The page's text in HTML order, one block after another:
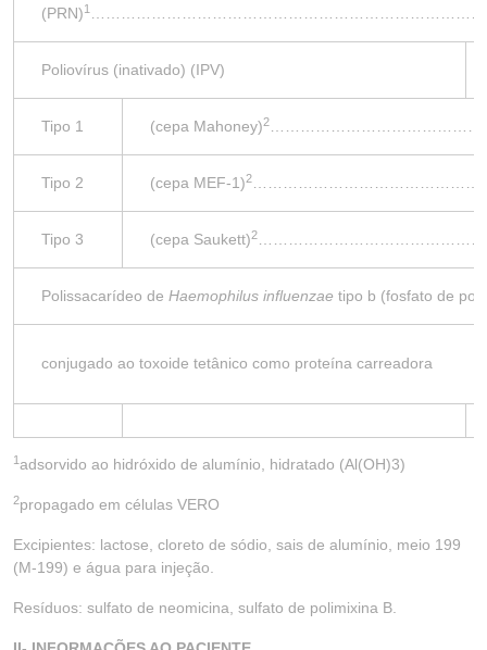
(PRN)1
Poliovírus (inativado) (IPV)
Tipo 1 (cepa Mahoney)2
Tipo 2 (cepa MEF-1)2
Tipo 3 (cepa Saukett)2
Polissacarídeo de Haemophilus influenzae tipo b (fosfato de
conjugado ao toxoide tetânico como proteína carreadora
1adsorvido ao hidróxido de alumínio, hidratado (Al(OH)3)
2propagado em células VERO
Excipientes: lactose, cloreto de sódio, sais de alumínio, meio 199
(M-199) e água para injeção.
Resíduos: sulfato de neomicina, sulfato de polimixina B.